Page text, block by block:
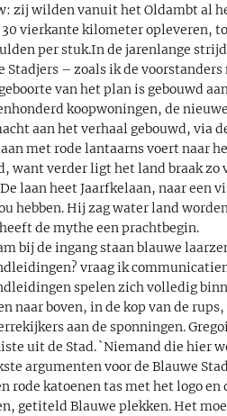
zij wilden vanuit het Oldambt al
vierkante kilometer opleveren,
per stuk.In de jarenlange
Stadjers – zoals ik de
van het plan is gebouwd
koopwoningen, de
aan het verhaal gebouwd, via
met rode lantaarns voert naar
want verder ligt het land braak zo
laan heet Jaarfkelaan, naar een
hebben. Hij zag water land
de mythe een prachtbegin.
bij de ingang staan blauwe
vraag ik
spelen zich volledig
naar boven, in de kop van de
aan de sponningen.
uit de Stad. `Niemand die hier
argumenten voor de Blauwe
rode katoenen tas met het logo
getiteld Blauwe plekken. Het